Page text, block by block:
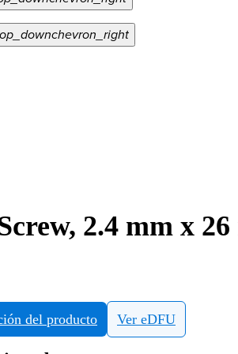
chevron_right
2.4 mm x
del producto Ver eDFU